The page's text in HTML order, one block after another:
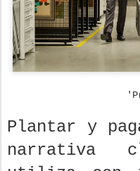
Plantar y
narrativa